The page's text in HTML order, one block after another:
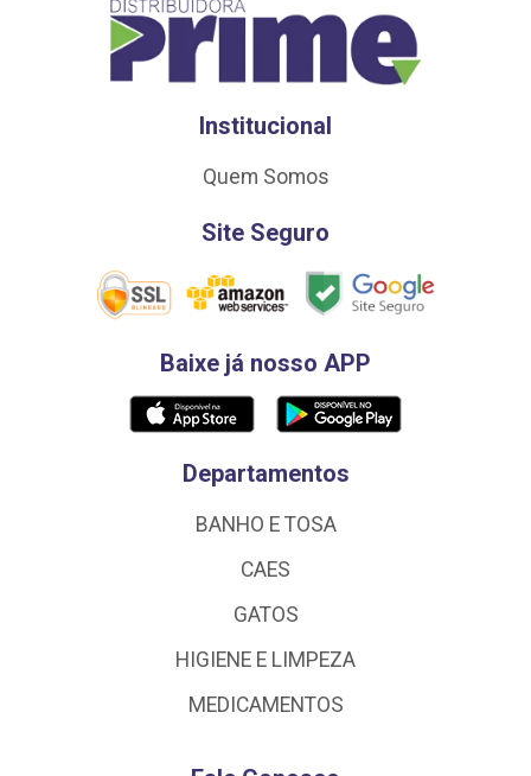
Institucional
Quem Somos
Site Seguro
Baixe já nosso APP
Departamentos
BANHO E TOSA
CAES
GATOS
HIGIENE E LIMPEZA
MEDICAMENTOS